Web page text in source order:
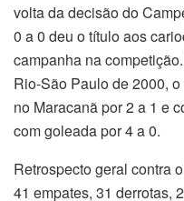
volta da decisão do
0 a 0 deu o título aos
campanha na
Rio-São Paulo de 2000,
no Maracanã por 2 a 1 e
com goleada por 4 a 0.
Retrospecto geral contra
41 empates, 31 derrotas,